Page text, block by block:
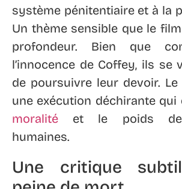
système pénitentiaire et à la
Un thème sensible que le
profondeur. Bien que
l’innocence de Coffey, ils se
de poursuivre leur devoir.
une exécution déchirante qui
moralité et le poids
humaines.
Une critique